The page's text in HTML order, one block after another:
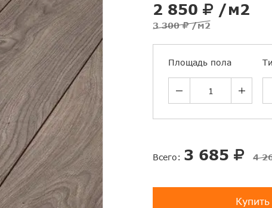
2 850 /м2
3 300 /м2
Площадь пола
Всего: 3 685 4
Купить